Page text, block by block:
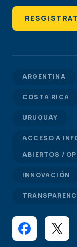
ARGENTINA
COSTA RICA
URUGUAY
ACCESO A
ABIERTOS /
INNOVACIÓN